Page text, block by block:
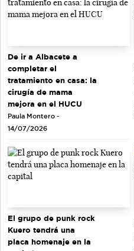
De ir a Albacete a
completar el
tratamiento en casa: la
cirugía de mama
mejora en el HUCU
Paula Montero -
14/07/2026
El grupo de punk rock
Kuero tendrá una
placa homenaje en la